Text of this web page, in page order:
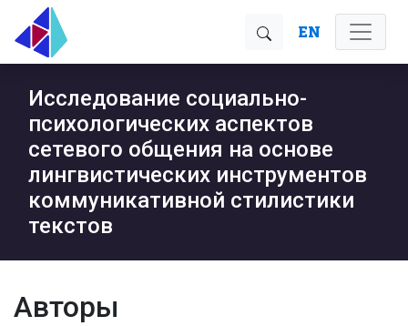
EN
Исследование социально-
психологических аспектов
сетевого общения на основе
лингвистических инструментов
коммуникативной стилистики
текстов
Авторы